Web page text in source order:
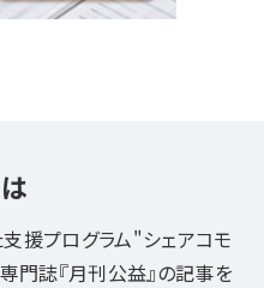
援プログラム"シェアコモ
誌『月刊公益』の記事を